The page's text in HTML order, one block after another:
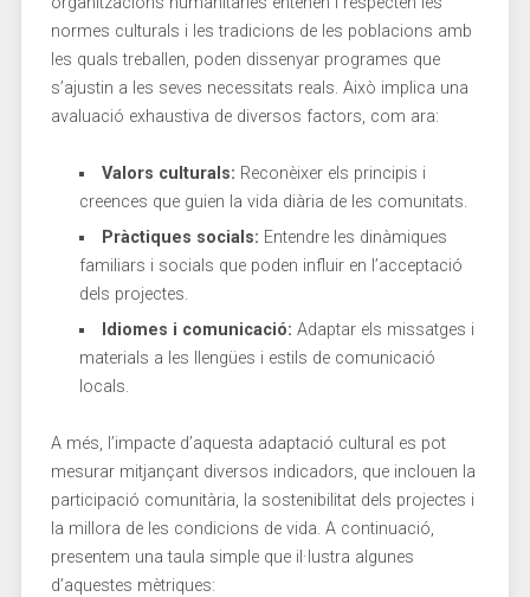
normes ​culturals⁣ i les tradicions de les⁣ poblacions ⁢amb
les quals treballen, poden dissenyar programes que‌
s’ajustin a les seves ⁤necessitats⁢ reals. ⁢Això ‌implica una
avaluació exhaustiva de diversos factors, com ⁣ara:
Valors culturals: ​Reconèixer els ‍principis i
creences que guien la vida​ diària de les comunitats.
Pràctiques socials: Entendre les dinàmiques
familiars i socials que poden influir en ‍l’acceptació⁢
dels ⁤projectes.
Idiomes i comunicació: Adaptar els missatges i
materials a les llengües‌ i estils de comunicació⁣
locals.
A ⁣més, l’impacte‍ d’aquesta ⁢adaptació cultural es pot
mesurar mitjançant diversos indicadors, que inclouen la
participació comunitària, la sostenibilitat dels projectes i
la‍ millora de les condicions de​ vida. A continuació,
presentem una​ taula simple que ‌il·lustra algunes
d’aquestes‍ mètriques: